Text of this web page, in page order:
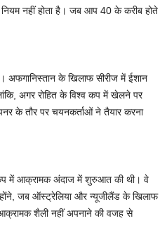
नियम नहीं होता है। जब आप 40 के करीब होते
अफगानिस्तान के खिलाफ सीरीज में ईशान
अगर रोहित के विश्व कप में खेलने पर
के तौर पर चयनकर्ताओं ने तैयार करना
कप में आक्रामक अंदाज में शुरुआत की थी। वे
जब ऑस्ट्रेलिया और न्यूजीलैंड के खिलाफ
शैली नहीं अपनाने की वजह से